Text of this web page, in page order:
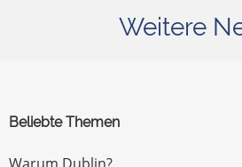
Weitere
Beliebte Themen